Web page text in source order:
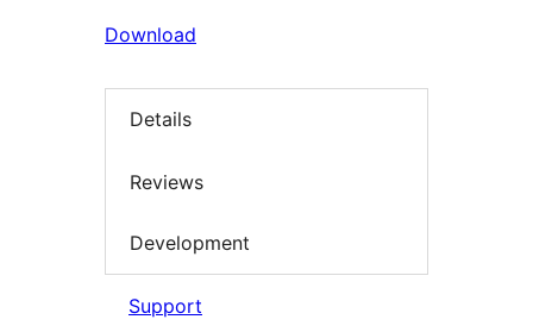
Download
Details
Reviews
Development
Support